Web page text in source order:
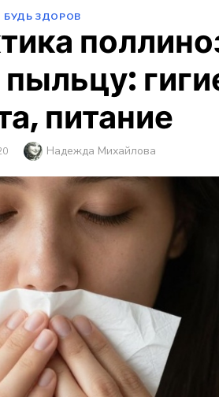
БУДЬ ЗДОРОВ
питание
Автор
Надежда Михайлова